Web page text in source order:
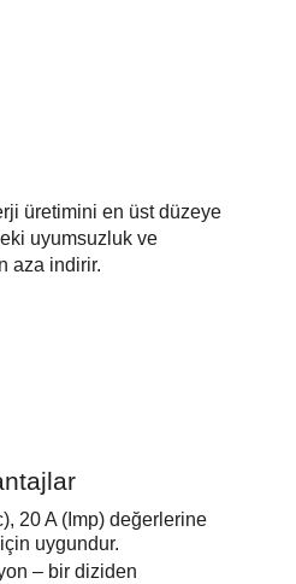
üretimini en üst düzeye
uyumsuzluk ve
aza indirir.
20 A (Imp) değerlerine
uygundur.
– bir diziden